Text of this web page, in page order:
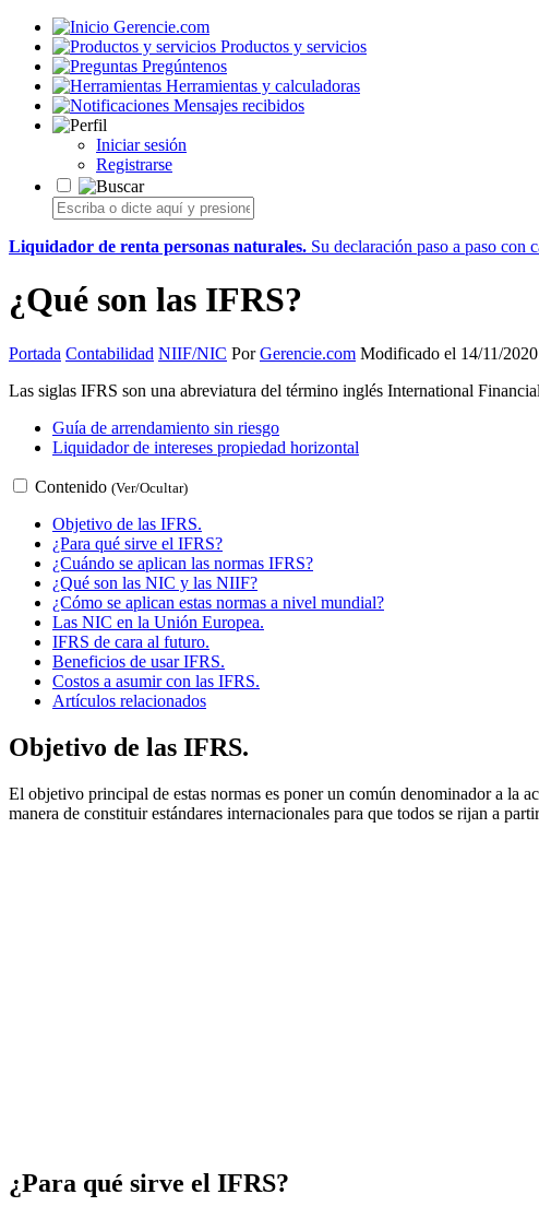
Gerencie.com
Productos y servicios
Pregúntenos
Herramientas y calculadoras
Mensajes recibidos
Iniciar sesión
Registrarse
Liquidador de renta personas naturales. Su declaración paso a paso con
¿Qué son las IFRS?
Portada Contabilidad NIIF/NIC PorGerencie.com Modificado el 14/11/2020
Las siglas IFRS son una abreviatura del término inglés International
Guía de arrendamiento sin riesgo
Liquidador de intereses propiedad horizontal
Contenido (Ver/Ocultar)
Objetivo de las IFRS.
¿Para qué sirve el IFRS?
¿Cuándo se aplican las normas IFRS?
¿Qué son las NIC y las NIIF?
¿Cómo se aplican estas normas a nivel mundial?
Las NIC en la Unión Europea.
IFRS de cara al futuro.
Beneficios de usar IFRS.
Costos a asumir con las IFRS.
Artículos relacionados
Objetivo de las IFRS.
El objetivo principal de estas normas es poner un común denominador a la
manera de constituir estándares internacionales para que todos se rijan a
¿Para qué sirve el IFRS?